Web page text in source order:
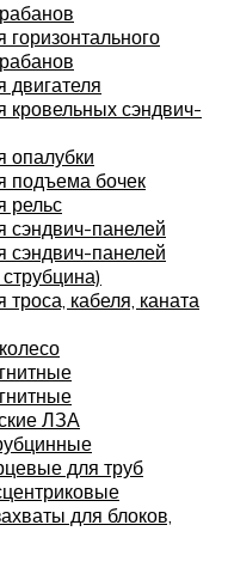
двигателя
кровельных сэндвич-
опалубки
подъема бочек
рельс
сэндвич-панелей
сэндвич-панелей
кабеля, каната
ЛЗА
для труб
для блоков,